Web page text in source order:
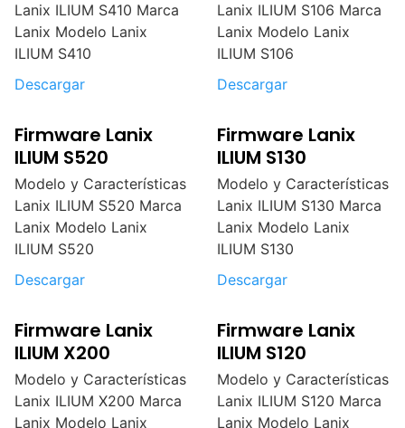
Lanix ILIUM S410 Marca
Lanix Modelo Lanix
ILIUM S410
Descargar
Lanix ILIUM S106 Marca
Lanix Modelo Lanix
ILIUM S106
Descargar
Firmware Lanix
ILIUM S520
Modelo y Características
Lanix ILIUM S520 Marca
Lanix Modelo Lanix
ILIUM S520
Descargar
Firmware Lanix
ILIUM S130
Modelo y Características
Lanix ILIUM S130 Marca
Lanix Modelo Lanix
ILIUM S130
Descargar
Firmware Lanix
ILIUM X200
Modelo y Características
Lanix ILIUM X200 Marca
Lanix Modelo Lanix
Firmware Lanix
ILIUM S120
Modelo y Características
Lanix ILIUM S120 Marca
Lanix Modelo Lanix